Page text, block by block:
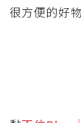
很方便的好